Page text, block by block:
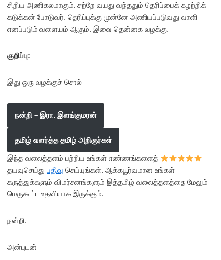
சிறிய அணிகலமாகும். சற்றே வயது வந்ததும் தெரிப்பைக் கழற்றிக்
கடுக்கன் போடுவர். தெரிப்புக்கு முன்னே அணியப்படுவது வாளி
எனப்படும் வளையம் ஆகும். இவை தென்னக வழக்கு.
குறிப்பு:
இது ஒரு வழக்குச் சொல்
நன்றி – இரா. இளங்குமரன்
தமிழ் வளர்த்த தமிழ் அறிஞர்கள்
இந்த வலைத்தளம் பற்றிய உங்கள் எண்ணங்களைத்
தயவுசெய்து பதிவு செய்யுங்கள். ஆக்கபூர்வமான உங்கள்
கருத்துக்களும் விமர்சனங்களும் இத்தமிழ் வலைத்தளத்தை மேலும்
மெருகூட்ட உதவியாக இருக்கும்.
நன்றி.
அன்புடன்